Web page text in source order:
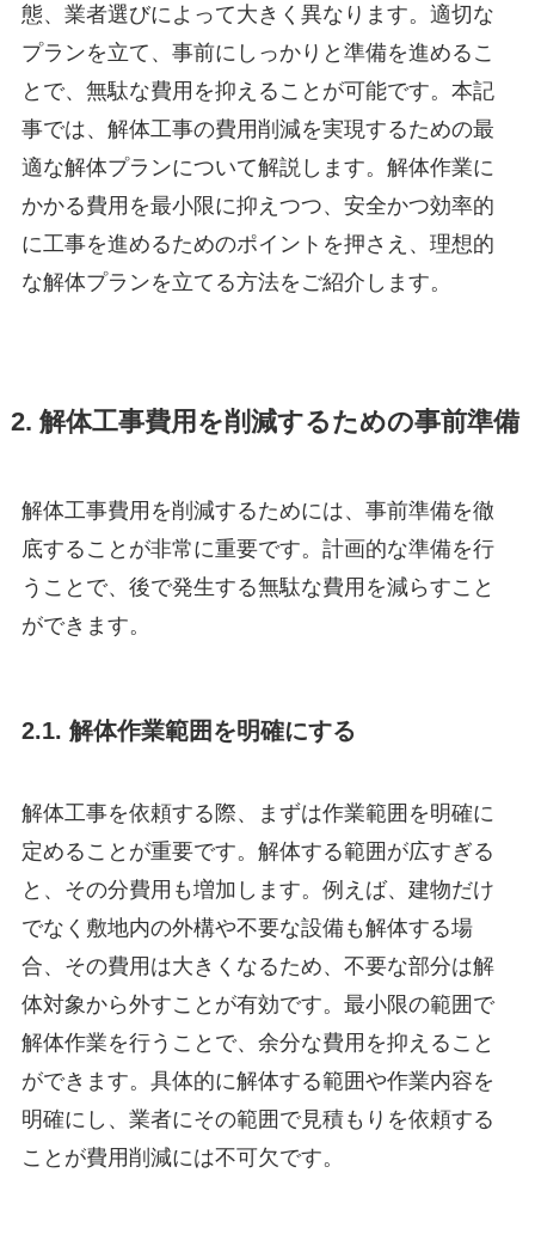
態、業者選びによって大きく異なります。適切な
プランを立て、事前にしっかりと準備を進めるこ
とで、無駄な費用を抑えることが可能です。本記
事では、解体工事の費用削減を実現するための最
適な解体プランについて解説します。解体作業に
かかる費用を最小限に抑えつつ、安全かつ効率的
に工事を進めるためのポイントを押さえ、理想的
な解体プランを立てる方法をご紹介します。
2. 解体工事費用を削減するための事前準備
解体工事費用を削減するためには、事前準備を徹
底することが非常に重要です。計画的な準備を行
うことで、後で発生する無駄な費用を減らすこと
ができます。
2.1. 解体作業範囲を明確にする
解体工事を依頼する際、まずは作業範囲を明確に
定めることが重要です。解体する範囲が広すぎる
と、その分費用も増加します。例えば、建物だけ
でなく敷地内の外構や不要な設備も解体する場
合、その費用は大きくなるため、不要な部分は解
体対象から外すことが有効です。最小限の範囲で
解体作業を行うことで、余分な費用を抑えること
ができます。具体的に解体する範囲や作業内容を
明確にし、業者にその範囲で見積もりを依頼する
ことが費用削減には不可欠です。